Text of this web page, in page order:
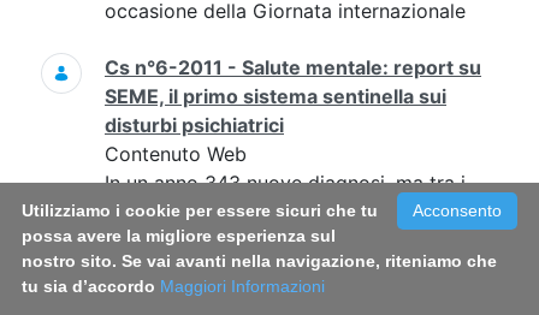
occasione della Giornata internazionale
Cs n°6-2011 - Salute mentale: report su
SEME, il primo sistema sentinella sui
disturbi psichiatrici
Contenuto Web
In un anno 343 nuove diagnosi, ma tra i
primi sintomi e l’accesso ai servizi un
ritardo di almeno 4 anni per la metà dei
pazienti
Acconsento
Utilizziamo i cookie per essere sicuri che tu
possa avere la migliore esperienza sul
nostro sito. Se vai avanti nella navigazione, riteniamo che
tu sia d’accordo Maggiori Informazioni